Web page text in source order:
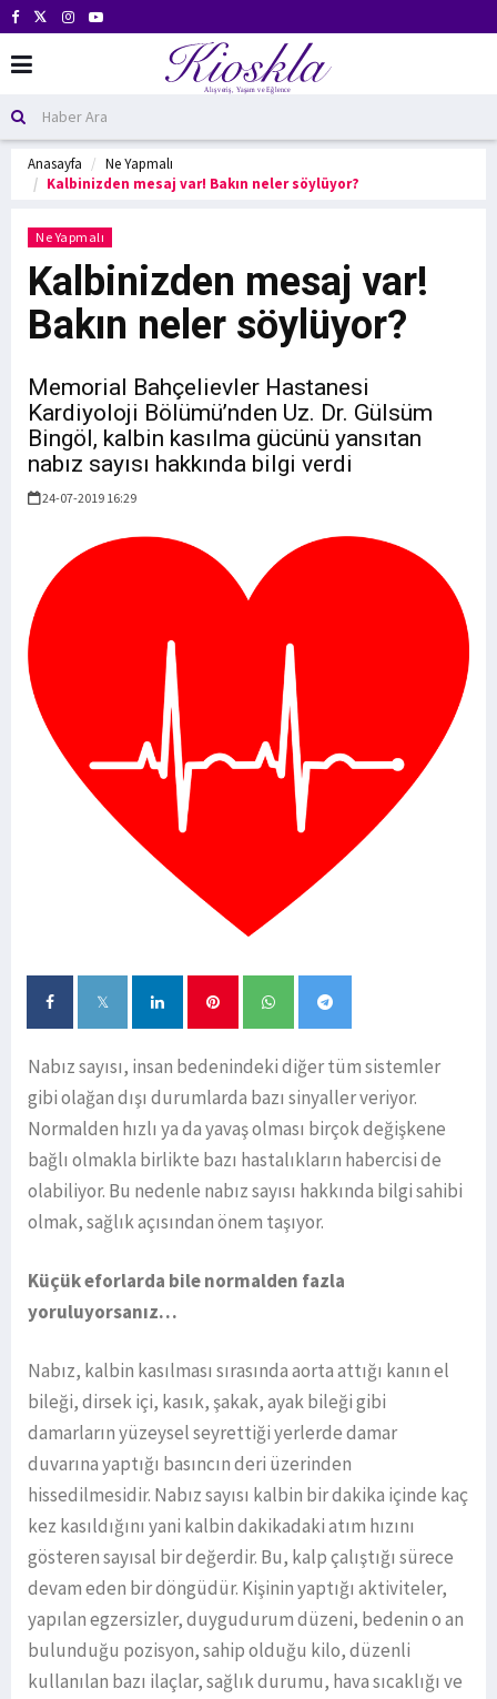
Anasayfa
Ne Yapmalı
Kalbinizden mesaj var! Bakın neler söylüyor?
Ne Yapmalı
Kalbinizden mesaj var!
Bakın neler söylüyor?
Memorial Bahçelievler Hastanesi
Kardiyoloji Bölümü’nden Uz. Dr. Gülsüm
Bingöl, kalbin kasılma gücünü yansıtan
nabız sayısı hakkında bilgi verdi
24-07-2019 16:29
Nabız sayısı, insan bedenindeki diğer tüm sistemler
gibi olağan dışı durumlarda bazı sinyaller veriyor.
Normalden hızlı ya da yavaş olması birçok değişkene
bağlı olmakla birlikte bazı hastalıkların habercisi de
olabiliyor. Bu nedenle nabız sayısı hakkında bilgi sahibi
olmak, sağlık açısından önem taşıyor.
Küçük eforlarda bile normalden fazla
yoruluyorsanız…
Nabız, kalbin kasılması sırasında aorta attığı kanın el
bileği, dirsek içi, kasık, şakak, ayak bileği gibi
damarların yüzeysel seyrettiği yerlerde damar
duvarına yaptığı basıncın deri üzerinden
hissedilmesidir. Nabız sayısı kalbin bir dakika içinde kaç
kez kasıldığını yani kalbin dakikadaki atım hızını
gösteren sayısal bir değerdir. Bu, kalp çalıştığı sürece
devam eden bir döngüdür. Kişinin yaptığı aktiviteler,
yapılan egzersizler, duygudurum düzeni, bedenin o an
bulunduğu pozisyon, sahip olduğu kilo, düzenli
kullanılan bazı ilaçlar, sağlık durumu, hava sıcaklığı ve